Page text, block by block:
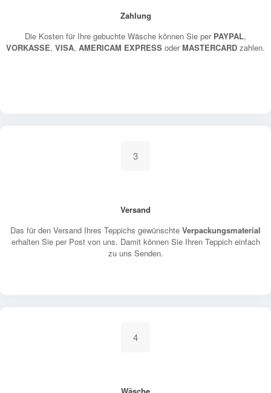
Zahlung
Die Kosten für Ihre gebuchte Wäsche können Sie per PAYPAL,
VORKASSE, VISA, AMERICAM EXPRESS oderMASTERCARD zahlen.
3
Versand
Das für den Versand Ihres Teppichs gewünschte Verpackungsmaterial
erhalten Sie per Post von uns. Damit können Sie Ihren Teppich einfach
zu uns Senden.
4
Wäsche